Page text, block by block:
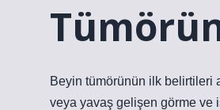
Beyin tümörünün ilk belirtileri
veya yavaş gelişen görme ve